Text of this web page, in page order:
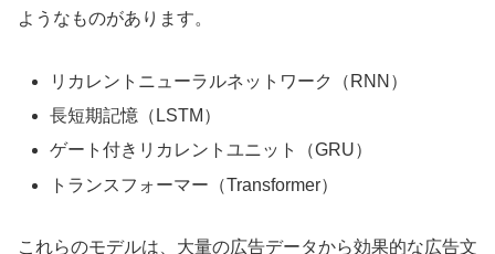
ようなものがあります。
リカレントニューラルネットワーク（RNN）
長短期記憶（LSTM）
ゲート付きリカレントユニット（GRU）
トランスフォーマー（Transformer）
これらのモデルは、大量の広告データから効果的な広告文